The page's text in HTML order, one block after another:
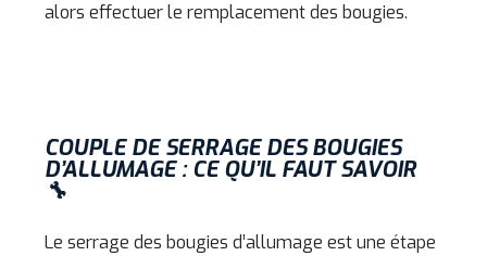
alors effectuer le remplacement des bougies.
COUPLE DE SERRAGE DES BOUGIES
D’ALLUMAGE : CE QU’IL FAUT SAVOIR
🔧
Le serrage des bougies d’allumage est une étape